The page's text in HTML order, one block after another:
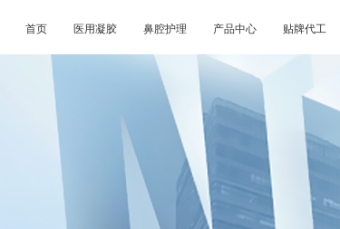
首页 医用凝胶 鼻腔护理 产品中心 贴牌代工